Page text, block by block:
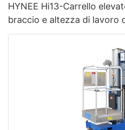
HYNEE Hi13-Carrello
braccio e altezza di lavoro